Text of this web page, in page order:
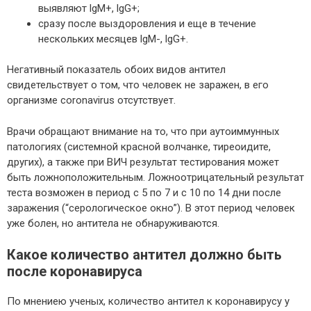
выявляют lgM+, lgG+;
сразу после выздоровления и еще в течение
нескольких месяцев lgM-, lgG+.
Негативный показатель обоих видов антител
свидетельствует о том, что человек не заражен, в его
организме coronavirus отсутствует.
Врачи обращают внимание на то, что при аутоиммунных
патологиях (системной красной волчанке, тиреоидите,
других), а также при ВИЧ результат тестирования может
быть ложноположительным. Ложноотрицательный результат
теста возможен в период с 5 по 7 и с 10 по 14 дни после
заражения (“серологическое окно”). В этот период человек
уже болен, но антитела не обнаруживаются.
Какое количество антител должно быть
после коронавируса
По мнениею ученых, количество антител к коронавирусу у